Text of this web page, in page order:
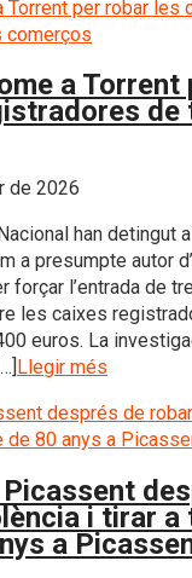
a Torrent
de
de 2026
han detingut
a presumpte autor
forçar l’entrada de
les caixes
euros. La
Llegir més
i tirar a
a